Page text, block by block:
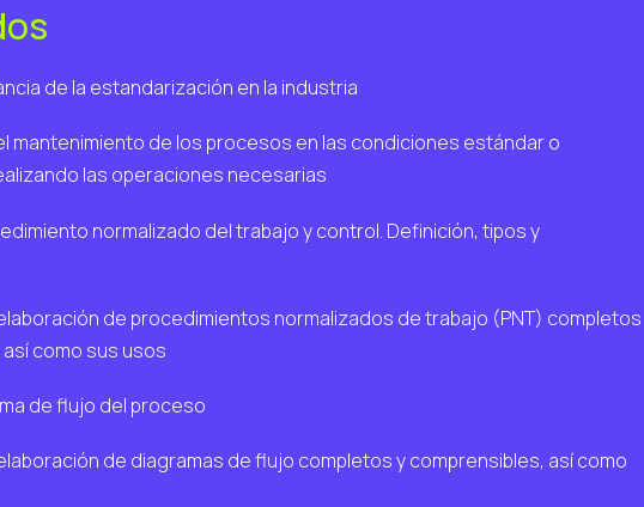
de la estandarización en la industria
mantenimiento de los procesos en las condiciones estándar o
las operaciones necesarias
normalizado del trabajo y control. Definición, tipos y
de procedimientos normalizados de trabajo (PNT) completos
como sus usos
de flujo del proceso
de diagramas de flujo completos y comprensibles, así como